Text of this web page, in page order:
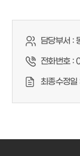
담당부서 :
전화번호 :
최종수정일